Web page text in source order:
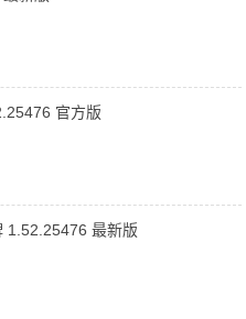
官方版
1.52.25476 最新版